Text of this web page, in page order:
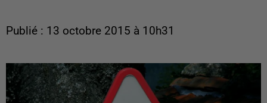
Publié : 13 octobre 2015 à 10h31